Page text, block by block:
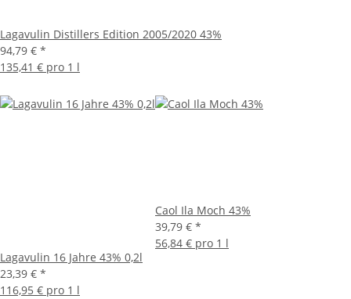
Lagavulin Distillers Edition 2005/2020 43%
94,79 € *
135,41 € pro 1 l
Lagavulin 16 Jahre 43% 0,2l
23,39 € *
116,95 € pro 1 l
Caol Ila Moch 43%
39,79 € *
56,84 € pro 1 l